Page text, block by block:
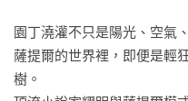
園丁澆灌不只是陽光、空氣
薩提爾的世界裡，即便是輕
樹。